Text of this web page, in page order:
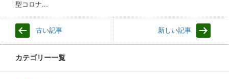
型コロナ...
古い記事 新しい記事
カテゴリー一覧